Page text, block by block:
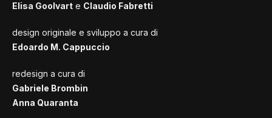
Elisa Goolvart e Claudio Fabretti
design originale e sviluppo a cura di
Edoardo M. Cappuccio
redesign a cura di
Gabriele Brombin
Anna Quaranta